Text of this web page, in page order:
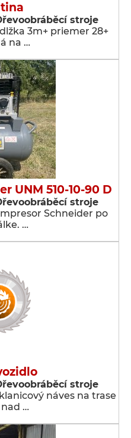
stroje
3m+ priemer 28+
na …
UNM 510-10-90 D
stroje
Schneider po
…
stroje
náves na trase
…